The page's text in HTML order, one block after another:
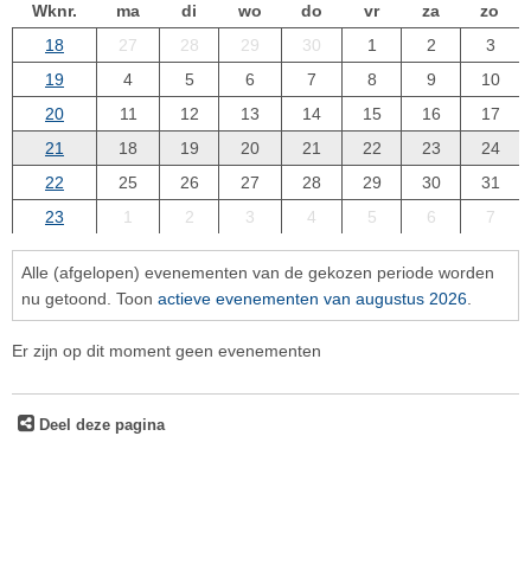
Wknr. ma di wo do vr za
zo
18
27 28 29 30 1 2
3
19
4 5 6 7 8 9
10
20
11 12 13 14 15 16
17
21
18 19 20 21 22 23
24
22
25 26 27 28 29 30
31
23
1 2 3 4 5 6 7
Alle (afgelopen) evenementen van de gekozen periode worden
nu getoond. Toon actieve evenementen van augustus 2026.
Er zijn op dit moment geen evenementen
Deel deze pagina